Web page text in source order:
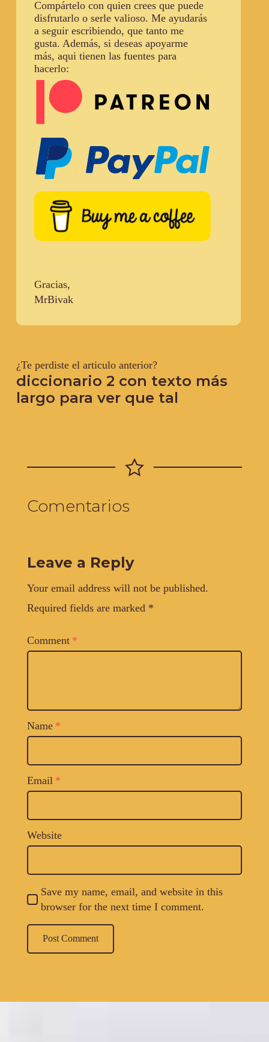
Compártelo con quien crees que puede
disfrutarlo o serle valioso. Me ayudarás
a seguir escribiendo, que tanto me
gusta. Además, si deseas apoyarme
más, aqui tienen las fuentes para
hacerlo:
Gracias,
MrBivak
¿Te perdiste el articulo anterior?
diccionario 2 con texto más
largo para ver que tal
Comentarios
Leave a Reply
Your email address will not be published.
Required fields are marked *
Comment *
Name *
Email *
Website
Save my name, email, and website in this
browser for the next time I comment.